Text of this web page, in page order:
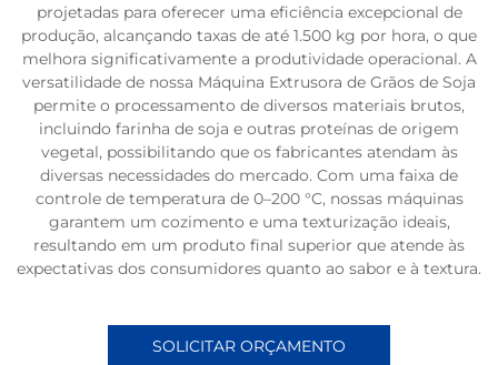
projetadas para oferecer uma eficiência excepcional de
produção, alcançando taxas de até 1.500 kg por hora, o que
melhora significativamente a produtividade operacional. A
versatilidade de nossa Máquina Extrusora de Grãos de Soja
permite o processamento de diversos materiais brutos,
incluindo farinha de soja e outras proteínas de origem
vegetal, possibilitando que os fabricantes atendam às
diversas necessidades do mercado. Com uma faixa de
controle de temperatura de 0–200 °C, nossas máquinas
garantem um cozimento e uma texturização ideais,
resultando em um produto final superior que atende às
expectativas dos consumidores quanto ao sabor e à textura.
SOLICITAR ORÇAMENTO